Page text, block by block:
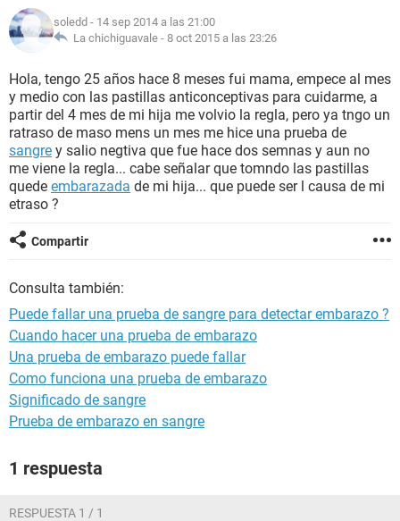
NUTRICIÓN
SEXUALIDAD
GLOSARIO
soledd - 14 sep 2014 a las 21:00
La chichiguavale - 8 oct 2015 a las 23:26
Hola, tengo 25 años hace 8 meses fui mama, empece al mes
y medio con las pastillas anticonceptivas para cuidarme, a
partir del 4 mes de mi hija me volvio la regla, pero ya tngo un
ratraso de maso mens un mes me hice una prueba de
sangre y salio negtiva que fue hace dos semnas y aun no
me viene la regla... cabe señalar que tomndo las pastillas
quede embarazada de mi hija... que puede ser l causa de mi
etraso ?
Compartir
Consulta también:
Puede fallar una prueba de sangre para detectar embarazo ?
Cuando hacer una prueba de embarazo
Una prueba de embarazo puede fallar
Como funciona una prueba de embarazo
Significado de sangre
Prueba de embarazo en sangre
1 respuesta
RESPUESTA 1 / 1